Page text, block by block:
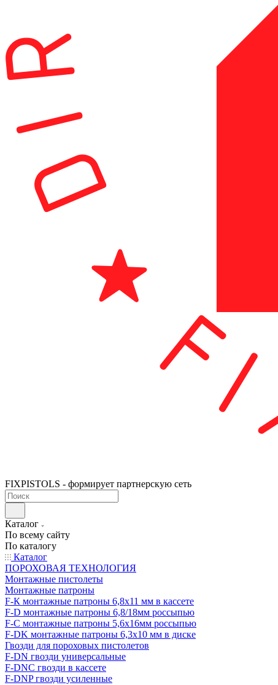
FIXPISTOLS - формирует партнерскую сеть
Каталог
По всему сайту
По каталогу
Каталог
ПОРОХОВАЯ ТЕХНОЛОГИЯ
Монтажные пистолеты
Монтажные патроны
F-К монтажные патроны 6,8х11 мм в кассете
F-D монтажные патроны 6,8/18мм россыпью
F-C монтажные патроны 5,6х16мм россыпью
F-DK монтажные патроны 6,3х10 мм в диске
Гвозди для пороховых пистолетов
F-DN гвозди универсальные
F-DNC гвозди в кассете
F-DNP гвозди усиленные